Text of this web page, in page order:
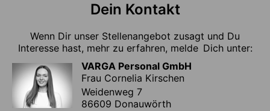
Dein Kontakt
Wenn Dir unser Stellenangebot zusagt und Du
Interesse hast, mehr zu erfahren, melde Dich unter:
VARGA Personal GmbH
Frau Cornelia Kirschen
Weidenweg 7
86609 Donauwörth